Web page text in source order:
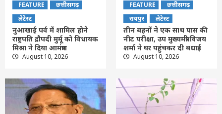
FEATURE
छत्तीसगढ़
लेटेस्ट
नुआखाई पर्व में शामिल होने
राष्ट्रपति द्रौपदी मुर्मू को विधायक
मिश्रा ने दिया आमंत्रण
August 10, 2026
FEATURE
छत्तीसगढ़
रायपुर
लेटेस्ट
तीन बहनों ने एक साथ पास की
नीट परीक्षा, उप मुख्यमंत्री विजय
शर्मा ने घर पहुंचकर दी बधाई
August 10, 2026